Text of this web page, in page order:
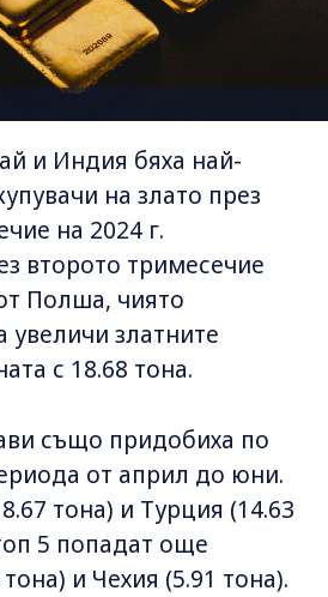
и Индия бяха най-
на злато през
на 2024 г.
второто тримесечие
Полша, чиято
увеличи златните
с 18.68 тона.
също придобиха по
от април до юни.
тона) и Турция (14.63
5 попадат още
и Чехия (5.91 тона).